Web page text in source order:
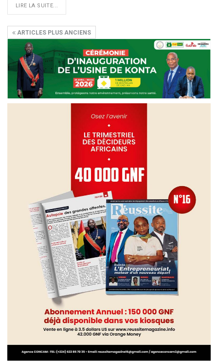
LIRE LA SUITE...
ARTICLES PLUS ANCIENS